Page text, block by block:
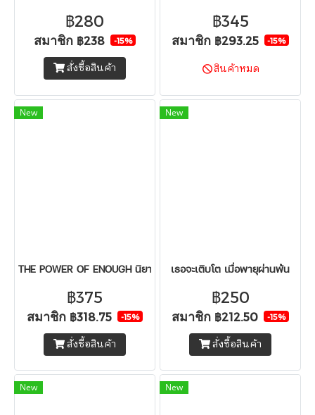
฿280
สมาชิก ฿238 -15%
สั่งซื้อสินค้า
฿345
สมาชิก ฿293.25 -15%
สินค้าหมด
New
THE POWER OF ENOUGH นิยามใหม่ของความมั่งคั่ง
฿375
สมาชิก ฿318.75 -15%
สั่งซื้อสินค้า
New
เธอจะเติบโต เมื่อพายุผ่านพ้น
฿250
สมาชิก ฿212.50 -15%
สั่งซื้อสินค้า
New New